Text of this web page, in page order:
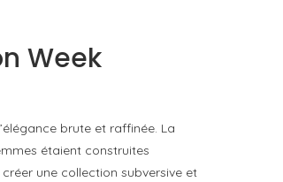
Week
brute et raffinée. La
étaient construites
une collection subversive et